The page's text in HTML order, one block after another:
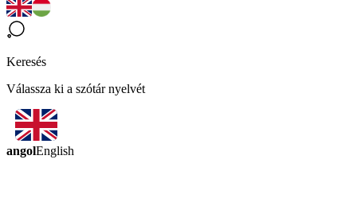
Keresés
Válassza ki a szótár nyelvét
angolEnglish